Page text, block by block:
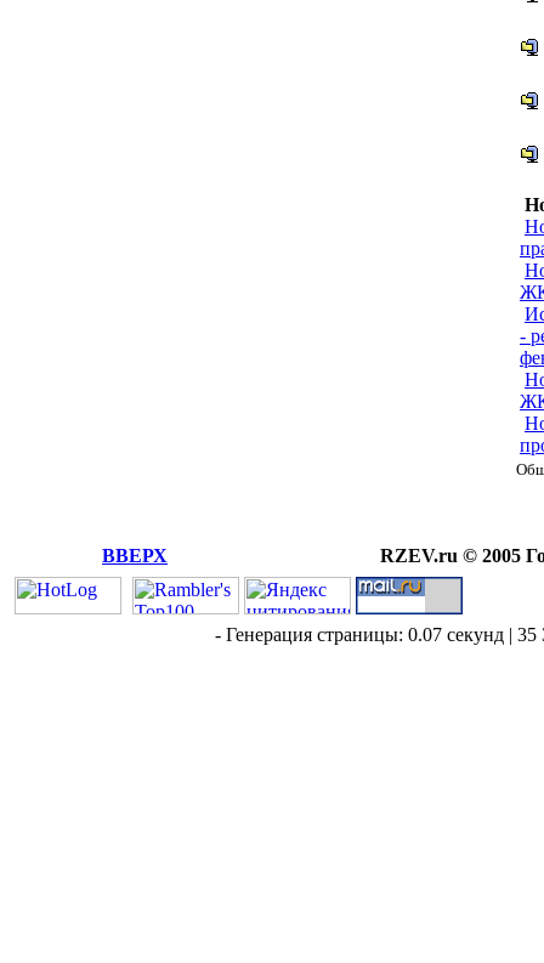
-
ВВЕРХ RZEV.ru © 2005
- Генерация страницы: 0.07 секунд |